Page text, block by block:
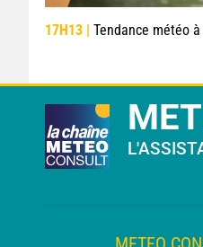
17H13 | Tendance météo à 4